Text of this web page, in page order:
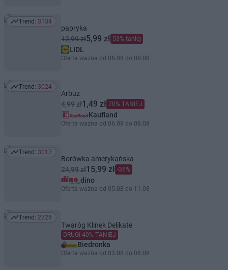
Trend: 3134
Trend: 3134
papryka
12,99 zł5,99 zł 53% taniej
LIDL
Oferta ważna od 06.08 do 08.08
Trend: 3024
Trend: 3024
Arbuz
4,99 zł1,49 zł 70% TANIEJ
Kaufland
Oferta ważna od 06.08 do 08.08
Trend: 3017
Trend: 3017
Borówka amerykańska
24,99 zł15,99 zł -36%
dino
Oferta ważna od 05.08 do 11.08
Trend: 2726
Trend: 2726
Twaróg Klinek Delikate
DRUGI 40% TANIEJ
Biedronka
Oferta ważna od 03.08 do 08.08